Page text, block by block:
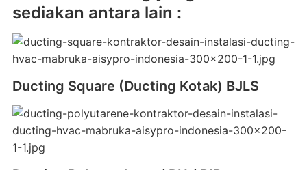
sediakan antara lain :
Ducting Square (Ducting Kotak) BJLS